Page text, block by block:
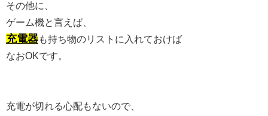
その他に、
ゲーム機と言えば、
充電器も持ち物のリストに入れておけば
なおOKです。
充電が切れる心配もないので、